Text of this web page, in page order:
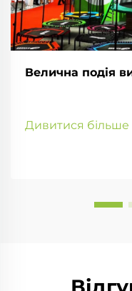
Велична подія
Дивитися більше